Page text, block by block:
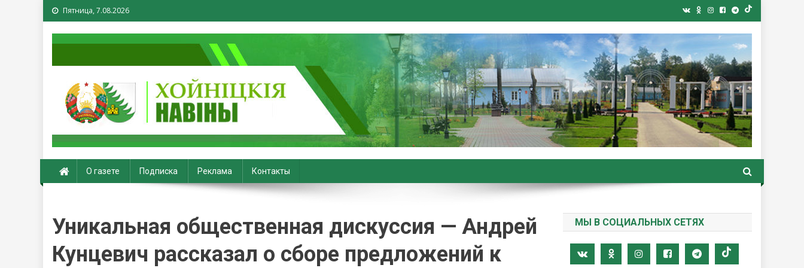
Пятница, 7.08.2026
Хойники. Хойнiцкiя навiны. Новости Хойник. Районная газета
О газете Подписка Реклама Контакты
Уникальная общественная дискуссия — Андрей
Кунцевич рассказал о сборе предложений к
МЫ В СОЦИАЛЬНЫХ СЕТЯХ